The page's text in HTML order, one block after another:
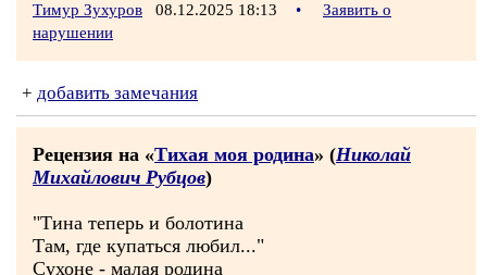
Тимур Зухуров 08.12.2025 18:13 •
Заявить о
нарушении
+ добавить замечания
Рецензия на «Тихая моя родина» (Николай
Михайлович Рубцов)
"Тина теперь и болотина
Там, где купаться любил..."
Сухоне - малая родина